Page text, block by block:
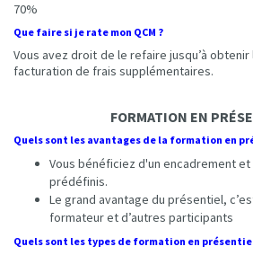
70%
Que faire si je rate mon QCM ?
Vous avez droit de le refaire jusqu’à
facturation de frais supplémentaires.
FORMATION EN
Quels sont les avantages de la formation en
Vous bénéficiez d'un encadrement
prédéfinis.
Le grand avantage du présentiel,
formateur et d’autres participants
Quels sont les types de formation en